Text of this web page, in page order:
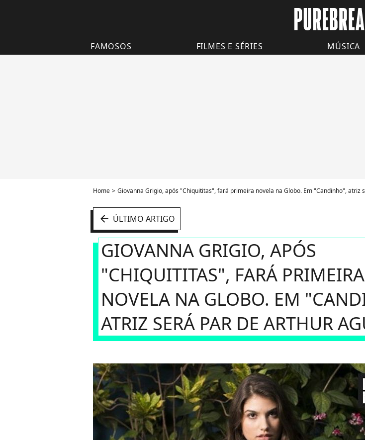
FAMOSOS FILMES E SÉRIES MÚSICA
Home Giovanna Grigio, após "Chiquititas", fará primeira novela na Globo. Em "Candinho", atriz
arrow_left ÚLTIMO ARTIGO
GIOVANNA GRIGIO, APÓS
"CHIQUITITAS", FARÁ PRIMEIRA
NOVELA NA GLOBO. EM
ATRIZ SERÁ PAR DE ARTHUR